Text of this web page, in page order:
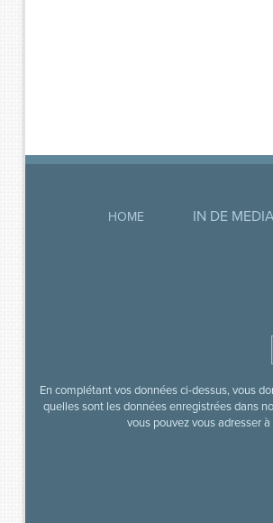
HOME IN DE MEDIA
En complétant vos données ci-dessus, vous
quelles sont les données enregistrées dans
vous pouvez vous adresser